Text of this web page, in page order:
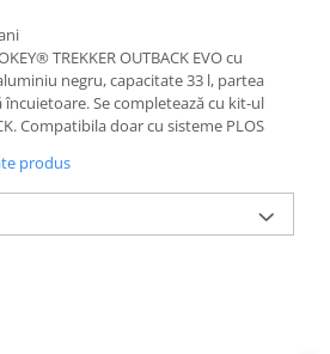
TREKKER OUTBACK EVO cu
negru, capacitate 33 l, partea
Se completează cu kit-ul
Compatibila doar cu sisteme PLOS
produs